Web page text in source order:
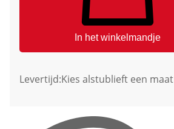
In het winkelmandje
Levertijd:Kies alstublieft een maat